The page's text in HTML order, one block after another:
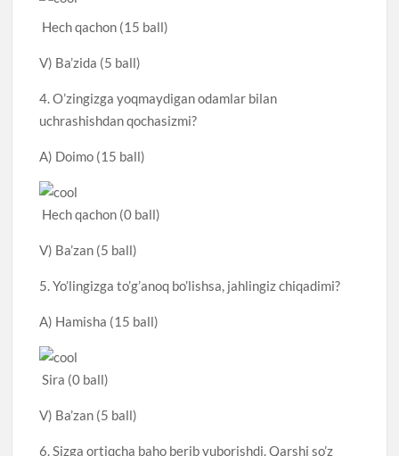
Hech qachon (15 ball)
V) Ba’zida (5 ball)
4. O’zingizga yoqmaydigan odamlar bilan
uchrashishdan qochasizmi?
A) Doimo (15 ball)
Hech qachon (0 ball)
V) Ba’zan (5 ball)
5. Yo’lingizga to’g’anoq bo’lishsa, jahlingiz chiqadimi?
A) Hamisha (15 ball)
Sira (0 ball)
V) Ba’zan (5 ball)
6. Sizga ortiqcha baho berib yuborishdi. Qarshi so’z